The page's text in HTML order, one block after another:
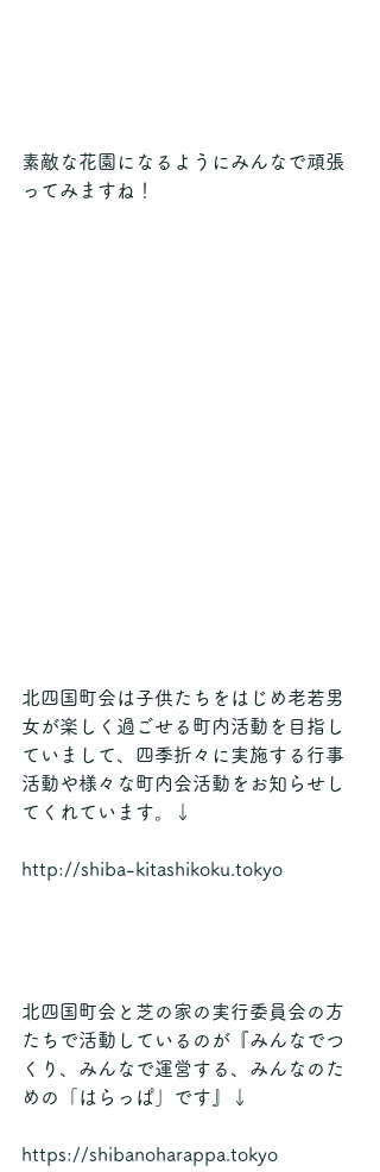
素敵な花園になるようにみんなで頑張
ってみますね！
北四国町会は子供たちをはじめ老若男
女が楽しく過ごせる町内活動を目指し
ていまして、四季折々に実施する行事
活動や様々な町内会活動をお知らせし
てくれています。↓
http://shiba-kitashikoku.tokyo
北四国町会と芝の家の実行委員会の方
たちで活動しているのが『みんなでつ
くり、みんなで運営する、みんなのた
めの「はらっぱ」です』↓
https://shibanoharappa.tokyo